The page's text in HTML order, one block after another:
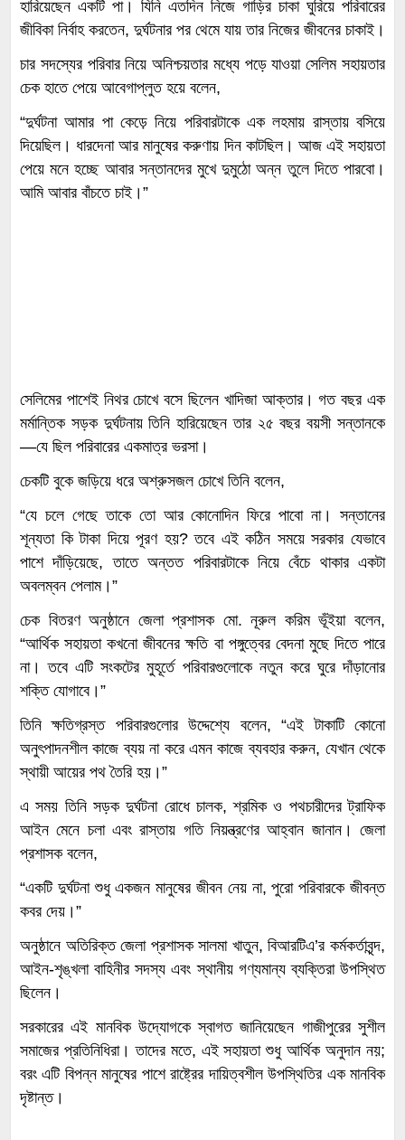
হারিয়েছেন একটি পা। যিনি এতদিন নিজে গাড়ির চাকা ঘুরিয়ে পরিবারের
জীবিকা নির্বাহ করতেন, দুর্ঘটনার পর থেমে যায় তার নিজের জীবনের চাকাই।
চার সদস্যের পরিবার নিয়ে অনিশ্চয়তার মধ্যে পড়ে যাওয়া সেলিম সহায়তার
চেক হাতে পেয়ে আবেগাপ্লুত হয়ে বলেন,
“দুর্ঘটনা আমার পা কেড়ে নিয়ে পরিবারটাকে এক লহমায় রাস্তায় বসিয়ে
দিয়েছিল। ধারদেনা আর মানুষের করুণায় দিন কাটছিল। আজ এই সহায়তা
পেয়ে মনে হচ্ছে আবার সন্তানদের মুখে দুমুঠো অন্ন তুলে দিতে পারবো।
আমি আবার বাঁচতে চাই।”
সেলিমের পাশেই নিথর চোখে বসে ছিলেন খাদিজা আক্তার। গত বছর এক
মর্মান্তিক সড়ক দুর্ঘটনায় তিনি হারিয়েছেন তার ২৫ বছর বয়সী সন্তানকে
—যে ছিল পরিবারের একমাত্র ভরসা।
চেকটি বুকে জড়িয়ে ধরে অশ্রুসজল চোখে তিনি বলেন,
“যে চলে গেছে তাকে তো আর কোনোদিন ফিরে পাবো না। সন্তানের
শূন্যতা কি টাকা দিয়ে পূরণ হয়? তবে এই কঠিন সময়ে সরকার যেভাবে
পাশে দাঁড়িয়েছে, তাতে অন্তত পরিবারটাকে নিয়ে বেঁচে থাকার একটা
অবলম্বন পেলাম।”
চেক বিতরণ অনুষ্ঠানে জেলা প্রশাসক মো. নূরুল করিম ভূঁইয়া বলেন,
“আর্থিক সহায়তা কখনো জীবনের ক্ষতি বা পঙ্গুত্বের বেদনা মুছে দিতে পারে
না। তবে এটি সংকটের মুহূর্তে পরিবারগুলোকে নতুন করে ঘুরে দাঁড়ানোর
শক্তি যোগাবে।”
তিনি ক্ষতিগ্রস্ত পরিবারগুলোর উদ্দেশ্যে বলেন, “এই টাকাটি কোনো
অনুৎপাদনশীল কাজে ব্যয় না করে এমন কাজে ব্যবহার করুন, যেখান থেকে
স্থায়ী আয়ের পথ তৈরি হয়।”
এ সময় তিনি সড়ক দুর্ঘটনা রোধে চালক, শ্রমিক ও পথচারীদের ট্রাফিক
আইন মেনে চলা এবং রাস্তায় গতি নিয়ন্ত্রণের আহ্বান জানান। জেলা
প্রশাসক বলেন,
“একটি দুর্ঘটনা শুধু একজন মানুষের জীবন নেয় না, পুরো পরিবারকে জীবন্ত
কবর দেয়।”
অনুষ্ঠানে অতিরিক্ত জেলা প্রশাসক সালমা খাতুন, বিআরটিএ’র কর্মকর্তাবৃন্দ,
আইন-শৃঙ্খলা বাহিনীর সদস্য এবং স্থানীয় গণ্যমান্য ব্যক্তিরা উপস্থিত
ছিলেন।
সরকারের এই মানবিক উদ্যোগকে স্বাগত জানিয়েছেন গাজীপুরের সুশীল
সমাজের প্রতিনিধিরা। তাদের মতে, এই সহায়তা শুধু আর্থিক অনুদান নয়;
বরং এটি বিপন্ন মানুষের পাশে রাষ্ট্রের দায়িত্বশীল উপস্থিতির এক মানবিক
দৃষ্টান্ত।